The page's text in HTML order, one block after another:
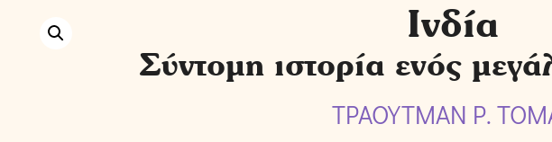
Ινδία
Σύντομη ιστορία ενός
ΤΡΑΟΥΤΜΑΝ Ρ.